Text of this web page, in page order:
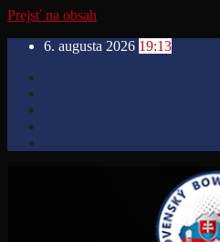
Prejsť na obsah
6. augusta 2026 19:13